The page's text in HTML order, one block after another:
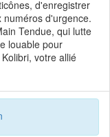
d'enregistrer
d'urgence.
Tendue, qui lutte
louable pour
votre allié